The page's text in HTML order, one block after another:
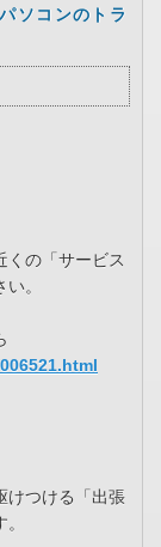
ソコンのトラ
くの「サービス
。
けつける「出張